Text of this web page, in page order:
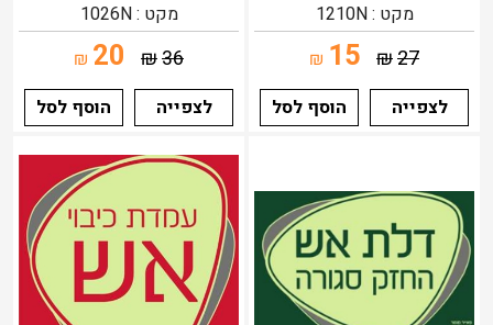
מקט : 1210N
27
₪
15
₪
לצפייה
הוסף לסל
מקט : 1026N
36
₪
20
₪
לצפייה
הוסף לסל